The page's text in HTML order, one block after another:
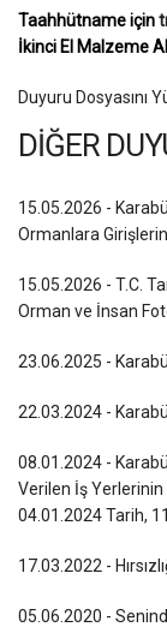
Taahhütname için
İkinci El Malzeme
Duyuru Dosyasını
DİĞER
15.05.2026 -
Ormanlara
15.05.2026 - T.C.
Orman ve İnsan
23.06.2025 -
22.03.2024 -
08.01.2024 -
Verilen İş Yerlerinin
04.01.2024 Tarih, 11
17.03.2022 -
05.06.2020 -